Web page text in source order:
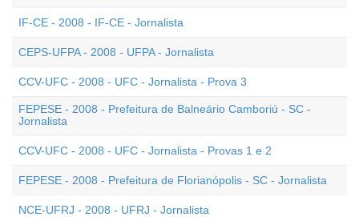
IF-CE - 2008 - IF-CE - Jornalista
CEPS-UFPA - 2008 - UFPA - Jornalista
CCV-UFC - 2008 - UFC - Jornalista - Prova 3
FEPESE - 2008 - Prefeitura de Balneário Camboriú - SC -
Jornalista
CCV-UFC - 2008 - UFC - Jornalista - Provas 1 e 2
FEPESE - 2008 - Prefeitura de Florianópolis - SC - Jornalista
NCE-UFRJ - 2008 - UFRJ - Jornalista